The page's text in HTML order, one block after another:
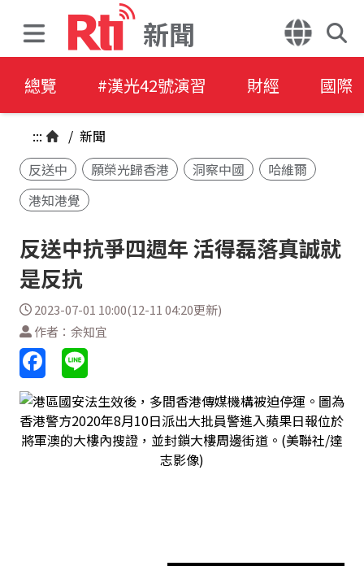
新聞
總覽 #漢光42號演習 財經 國際
::: / 新聞
反送中
願榮光歸香港 洞察中國
哈維爾
港知港覺
反送中抗爭四週年 活得磊落真誠就
是反抗
2023-07-01 10:00(12-11 04:20更新)
作者：余知宜